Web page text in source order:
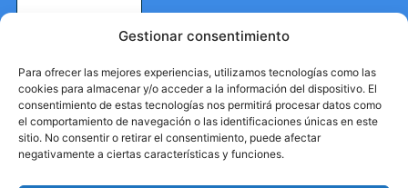
Gestionar consentimiento
Para ofrecer las mejores experiencias, utilizamos tecnologías como las
cookies para almacenar y/o acceder a la información del dispositivo. El
consentimiento de estas tecnologías nos permitirá procesar datos como
el comportamiento de navegación o las identificaciones únicas en este
sitio. No consentir o retirar el consentimiento, puede afectar
negativamente a ciertas características y funciones.
¿Cuáles
son
las
mejores
prácticas